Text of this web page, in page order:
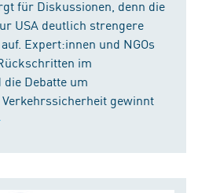
für Diskussionen, denn die
USA deutlich strengere
Expert:innen und NGOs
im
Debatte um
gewinnt